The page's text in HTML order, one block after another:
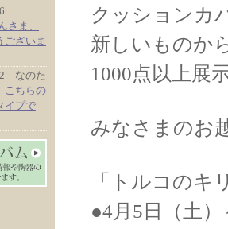
クッションカ
新しいものか
1000点以上展
みなさまのお
「トルコの
●4月5日（土
さま、
ございま
｜なのた
こちらの
イプで